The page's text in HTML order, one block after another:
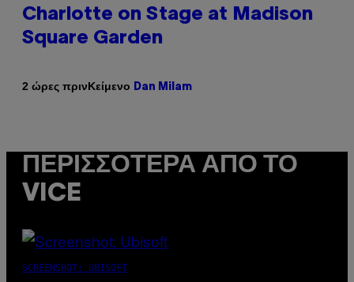
Charlotte on Stage at Madison
Square Garden
2 ώρες πρινΚείμενο Dan Milam
ΠΕΡΙΣΣΌΤΕΡΑ ΑΠΌ ΤΟ
VICE
SCREENSHOT: UBISOFT